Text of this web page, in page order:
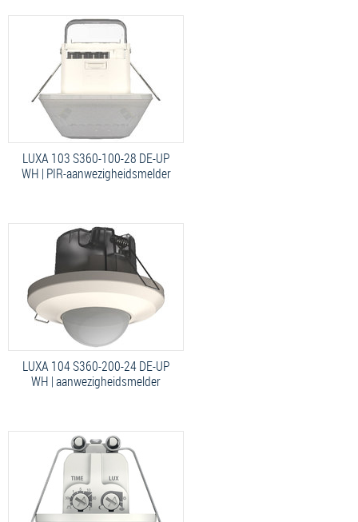
LUXA 103 S360-100-28 DE-UP
WH | PIR-aanwezigheidsmelder
LUXA 104 S360-200-24 DE-UP
WH | aanwezigheidsmelder